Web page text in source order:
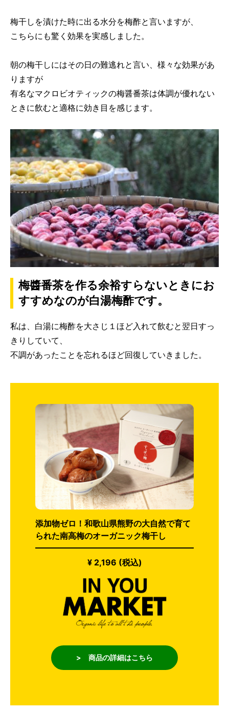
梅干しを漬けた時に出る水分を梅酢と言いますが、
こちらにも驚く効果を実感しました。
朝の梅干しにはその日の難逃れと言い、様々な効果があ
りますが
有名なマクロビオティックの梅醤番茶は体調が優れない
ときに飲むと適格に効き目を感じます。
梅醬番茶を作る余裕すらないときにお
すすめなのが白湯梅酢です。
私は、白湯に梅酢を大さじ１ほど入れて飲むと翌日すっ
きりしていて、
不調があったことを忘れるほど回復していきました。
添加物ゼロ！和歌山県熊野の大自然で育て
られた南高梅のオーガニック梅干し
¥ 2,196 (税込)
> 商品の詳細はこちら